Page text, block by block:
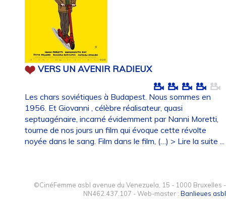
VERS UN AVENIR RADIEUX
Les chars soviétiques à Budapest. Nous sommes en
1956. Et Giovanni , célèbre réalisateur, quasi
septuagénaire, incarné évidemment par Nanni Moretti,
tourne de nos jours un film qui évoque cette révolte
noyée dans le sang. Film dans le film, (…) > Lire la suite ...
©CinéFemme asbl avenue du Venezuela, 15 - 1000 Bruxelles -
NN462.437.107 - Web-master : Banlieues asbl